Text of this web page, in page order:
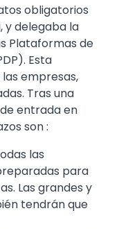
obligatorios
y delegaba la
Plataformas de
Esta
empresas,
Tras una
entrada en
son :
las
para
Las grandes y
tendrán que